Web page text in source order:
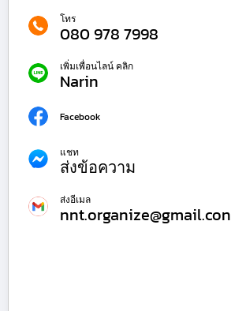
โทร
080 978 7998
เพิ่มเพื่อนไลน์ คลิก
Narin
Facebook
แชท
ส่งข้อความ
ส่งอีเมล
nnt.organize@gmail.con